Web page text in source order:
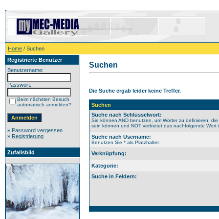
Home / Suchen
Registrierte Benutzer
Benutzername:
Passwort:
Beim nächsten Besuch
automatisch anmelden?
» Password vergessen
» Registrierung
Zufallsbild
Suchen
Die Suche ergab leider keine Treffer.
Suchen
Suche nach Schlüsselwort:
Sie können AND benutzen, um Wörter zu definieren,
sein können und NOT verbietet das nachfolgende Wort
Suche nach Username:
Benutzen Sie * als Platzhalter.
Verknüpfung:
Kategorie:
Suche in Feldern: